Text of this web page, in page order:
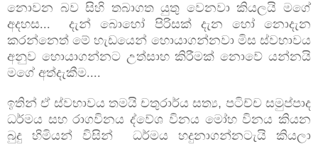
නොවන බව සිහි තබාගත යුතු වෙනවා කියලයි මගේ
අදහස...
දැන් බොහෝ පිරිසක් දැන හෝ නොදැන
කරන්නෙත් මේ හැඩයෙන් හොයාගන්නවා මිස ස්වභාවය
අනුව හොයාගන්නට උත්සාහ කිරීමක් නොවේ යන්නයි
මගේ අත්දැකීම....
ඉතින් ඒ ස්වභාවය තමයි චතුරාර්ය සත්‍ය, පටිච්ච සමුප්පාද
ධර්මය සහ රාගවිනය ද්වේශ විනය මෝහ විනය කියන
බුදු හිමියන් විසින්
ධර්මය හදුනාගන්නටැයි කියලා